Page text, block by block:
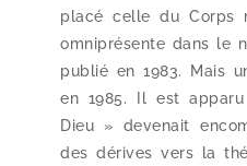
pla­cé celle du Corps
omni­pré­sente dans le
publié en 1983. Mais
en 1985. Il est
Dieu » deve­nait
des dérives vers la